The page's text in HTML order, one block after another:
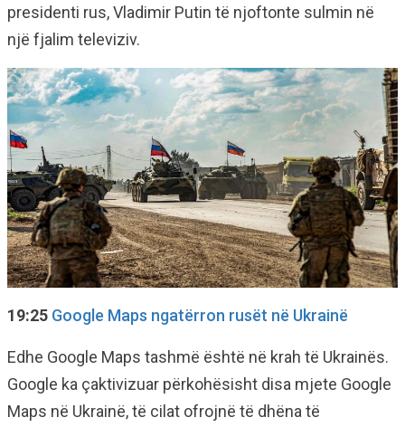
presidenti rus, Vladimir Putin të njoftonte sulmin në
një fjalim televiziv.
19:25 Google Maps ngatërron rusët në Ukrainë
Edhe Google Maps tashmë është në krah të Ukrainës.
Google ka çaktivizuar përkohësisht disa mjete Google
Maps në Ukrainë, të cilat ofrojnë të dhëna të